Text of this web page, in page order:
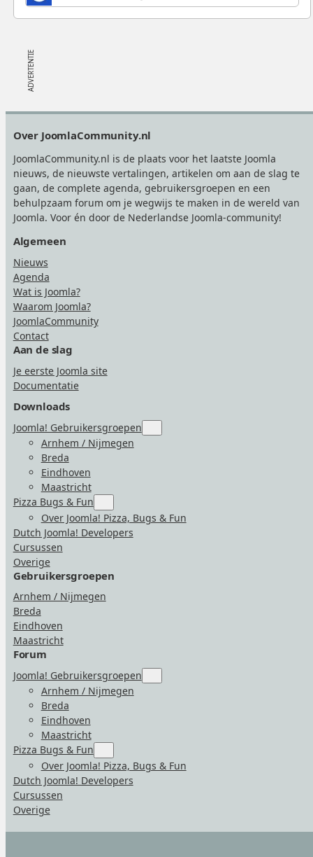
Over JoomlaCommunity.nl
JoomlaCommunity.nl is de plaats voor het laatste Joomla
nieuws, de nieuwste vertalingen, artikelen om aan de slag te
gaan, de complete agenda, gebruikersgroepen en een
behulpzaam forum om je wegwijs te maken in de wereld van
Joomla. Voor én door de Nederlandse Joomla-community!
Algemeen
Nieuws
Agenda
Wat is Joomla?
Waarom Joomla?
JoomlaCommunity
Contact
Aan de slag
Je eerste Joomla site
Documentatie
Downloads
Joomla! Gebruikersgroepen
for
Arnhem / Nijmegen
Breda
Eindhoven
Maastricht
Pizza Bugs & Fun
for
“Pizza
Bugs
Over Joomla! Pizza, Bugs & Fun
Dutch Joomla! Developers
Cursussen
Overige
Gebruikersgroepen
Arnhem / Nijmegen
Breda
Eindhoven
Maastricht
Forum
Joomla! Gebruikersgroepen
for
Arnhem / Nijmegen
Breda
Eindhoven
Maastricht
Pizza Bugs & Fun
for
“Pizza
Bugs
Over Joomla! Pizza, Bugs & Fun
Dutch Joomla! Developers
Cursussen
Overige